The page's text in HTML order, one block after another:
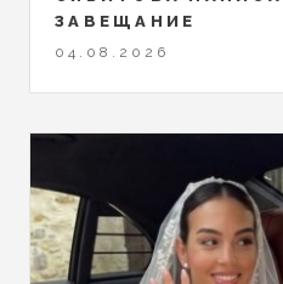
ЗАВЕЩАНИЕ
04.08.2026